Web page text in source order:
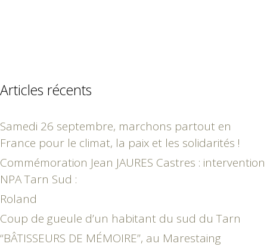
Articles récents
Samedi 26 septembre, marchons partout en
France pour le climat, la paix et les solidarités !
Commémoration Jean JAURES Castres : intervention
NPA Tarn Sud :
Roland
Coup de gueule d’un habitant du sud du Tarn
“BÂTISSEURS DE MÉMOIRE”, au Marestaing